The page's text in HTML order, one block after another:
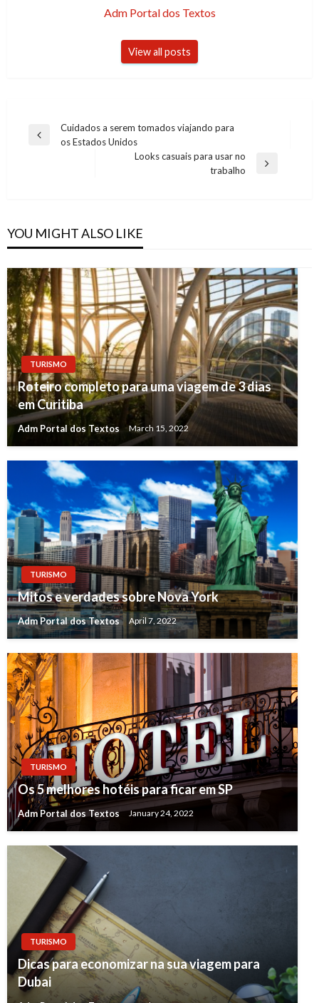
Adm Portal dos Textos
View all posts
Post
navigation
Previous
Cuidados a serem tomados viajando para
os Estados Unidos
Looks casuais para usar no
trabalho
YOU MIGHT ALSO LIKE
TURISMO
Roteiro completo para uma viagem de 3 dias
em Curitiba
Adm Portal dos Textos March 15, 2022
TURISMO
Mitos e verdades sobre Nova York
Adm Portal dos Textos April 7, 2022
TURISMO
Os 5 melhores hotéis para ficar em SP
Adm Portal dos Textos January 24, 2022
TURISMO
Dicas para economizar na sua viagem para
Dubai